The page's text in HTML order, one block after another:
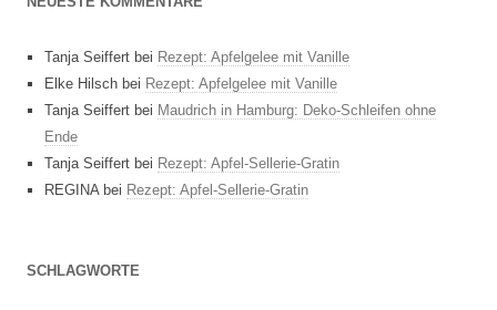
Tanja Seiffert bei Rezept: Apfelgelee mit Vanille
Elke Hilsch bei Rezept: Apfelgelee mit Vanille
Tanja Seiffert bei Maudrich in Hamburg: Deko-Schleifen ohne
Ende
Tanja Seiffert bei Rezept: Apfel-Sellerie-Gratin
REGINAbei Rezept: Apfel-Sellerie-Gratin
SCHLAGWORTE